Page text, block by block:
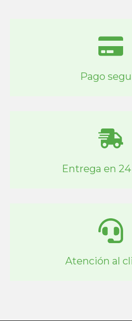
Pago
Entrega en
Atención al